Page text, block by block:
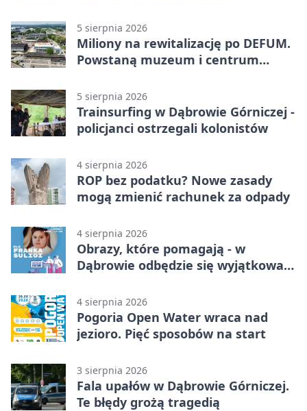
5 sierpnia 2026
Miliony na rewitalizację po DEFUM.
Powstaną muzeum i centrum
5 sierpnia 2026
Trainsurfing w Dąbrowie Górniczej -
policjanci ostrzegali kolonistów
4 sierpnia 2026
ROP bez podatku? Nowe zasady
mogą zmienić rachunek za odpady
4 sierpnia 2026
Obrazy, które pomagają - w
Dąbrowie odbędzie się wyjątkowa
4 sierpnia 2026
Pogoria Open Water wraca nad
jezioro. Pięć sposobów na start
3 sierpnia 2026
Fala upałów w Dąbrowie Górniczej.
Te błędy grożą tragedią